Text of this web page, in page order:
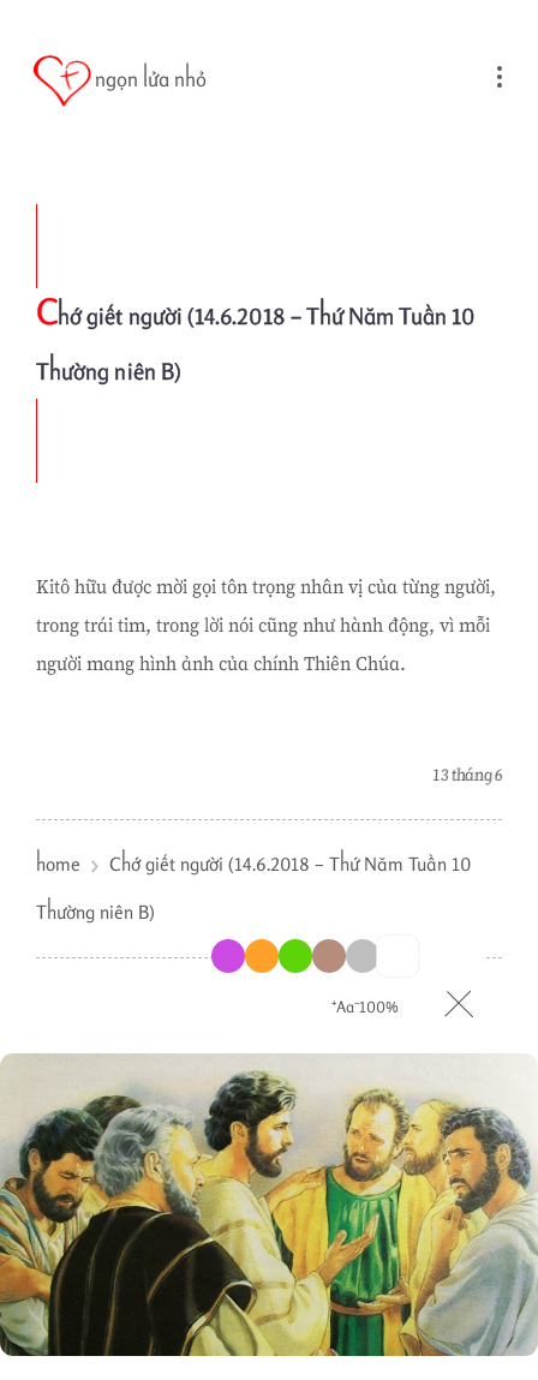
ngọn lửa nhỏ
Chớ giết người (14.6.2018 – Thứ Năm Tuần 10
Thường niên B)
Kitô hữu được mời gọi tôn trọng nhân vị của từng người,
trong trái tim, trong lời nói cũng như hành động, vì mỗi
người mang hình ảnh của chính Thiên Chúa.
13 tháng 6
home Chớ giết người (14.6.2018 – Thứ Năm Tuần 10
Thường niên B)
⁺Aa⁻100%